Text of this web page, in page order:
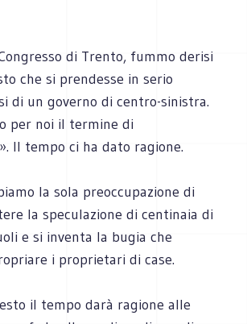
di Trento, fummo derisi
che si prendesse in serio
di un governo di centro-sinistra.
per noi il termine di
Il tempo ci ha dato ragione.
la sola preoccupazione di
la speculazione di centinaia di
e si inventa la bugia che
i proprietari di case.
il tempo darà ragione alle